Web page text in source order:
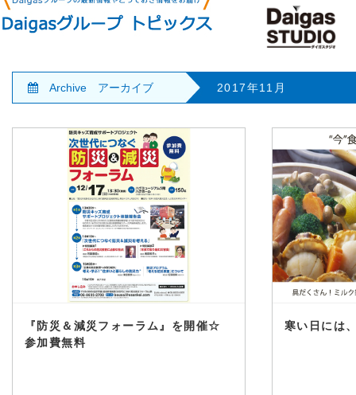
Archive アーカイブ 2017年11月
『防災＆減災フォーラム』を開催☆
参加費無料
寒い日には